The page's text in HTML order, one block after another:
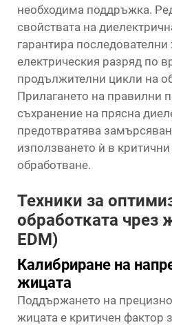
необходима поддръжка.
свойствата на
гарантира последователни
електрическия разряд по
продължителни цикли на
Прилагането на правилни
съхранение на прясна
предотвратява
използването ѝ в
обработване.
Техники за
обработката чрез
EDM)
Калибриране на
жицата
Поддържането на
жицата е критичен фактор